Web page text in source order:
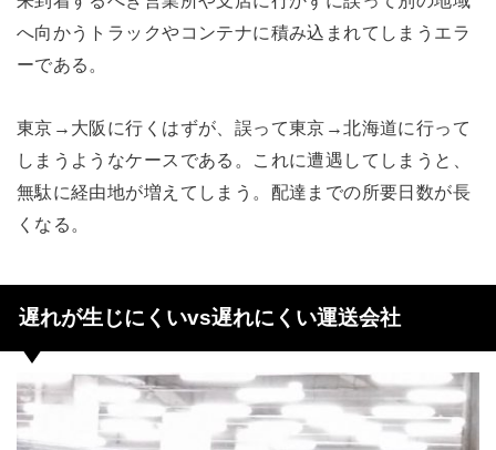
へ向かうトラックやコンテナに積み込まれてしまうエラ
ーである。
東京→大阪に行くはずが、誤って東京→北海道に行って
しまうようなケースである。これに遭遇してしまうと、
無駄に経由地が増えてしまう。配達までの所要日数が長
くなる。
遅れが生じにくいvs遅れにくい運送会社